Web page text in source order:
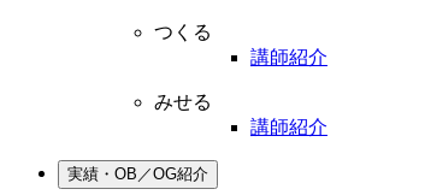
つくる
講師紹介
みせる
講師紹介
実績・OB／OG紹介